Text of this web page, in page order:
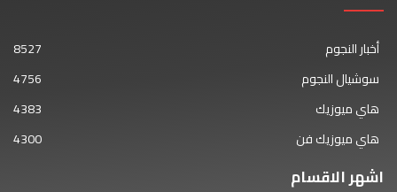
أخبار النجوم
8527
سوشيال النجوم
4756
هاي ميوزيك
4383
هاي ميوزيك فن
4300
اشهر الاقسام